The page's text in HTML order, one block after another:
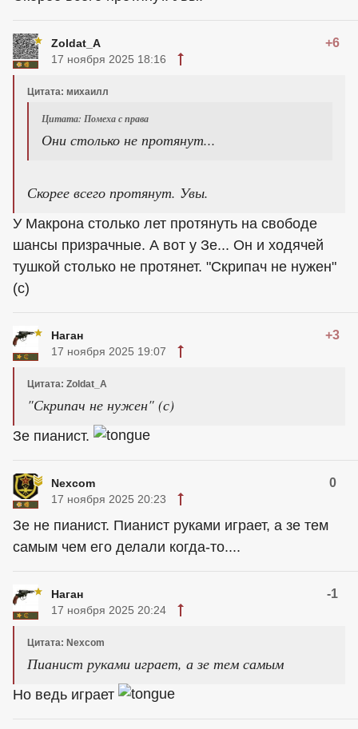
Zoldat_A +6
17 ноября 2025 18:16
Цитата: михаилл
Цитата: Помеха с права
Они столько не протянут...
Скорее всего протянут. Увы.
У Макрона столько лет протянуть на свободе
шансы призрачные. А вот у Зе... Он и ходячей
тушкой столько не протянет. "Скрипач не нужен"
(с)
Наган +3
17 ноября 2025 19:07
Цитата: Zoldat_A
"Скрипач не нужен" (с)
Зе пианист.
Nexcom 0
17 ноября 2025 20:23
Зе не пианист. Пианист руками играет, а зе тем
самым чем его делали когда-то....
Наган -1
17 ноября 2025 20:24
Цитата: Nexcom
Пианист руками играет, а зе тем самым
Но ведь играет